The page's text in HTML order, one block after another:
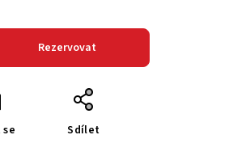
Rezervovat
Sdílet